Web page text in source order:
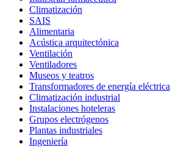
Climatización
SAIS
Alimentaria
Acústica arquitectónica
Ventilación
Ventiladores
Museos y teatros
Transformadores de energía eléctrica
Climatización industrial
Instalaciones hoteleras
Grupos electrógenos
Plantas industriales
Ingeniería